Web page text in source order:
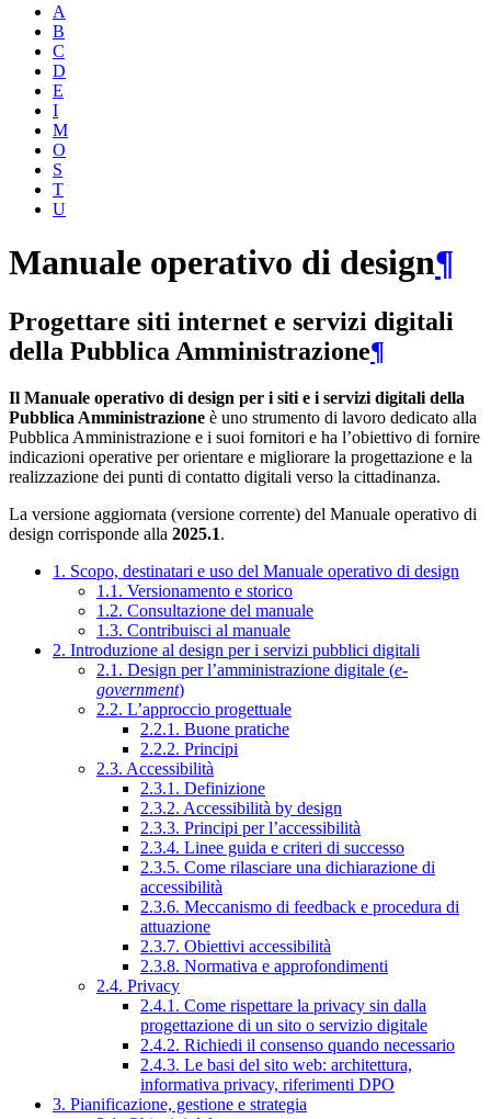
A
B
C
D
E
I
M
O
S
T
U
Manuale operativo di design¶
Progettare siti internet e servizi digitali
della Pubblica Amministrazione¶
Il Manuale operativo di design per i siti e i servizi digitali della
Pubblica Amministrazione è uno strumento di lavoro dedicato alla
Pubblica Amministrazione e i suoi fornitori e ha l’obiettivo di fornire
indicazioni operative per orientare e migliorare la progettazione e la
realizzazione dei punti di contatto digitali verso la cittadinanza.
La versione aggiornata (versione corrente) del Manuale operativo di
design corrisponde alla 2025.1.
1. Scopo, destinatari e uso del Manuale operativo di design
1.1. Versionamento e storico
1.2. Consultazione del manuale
1.3. Contribuisci al manuale
2. Introduzione al design per i servizi pubblici digitali
2.1. Design per l’amministrazione digitale (e-
government)
2.2. L’approccio progettuale
2.2.1. Buone pratiche
2.2.2. Principi
2.3. Accessibilità
2.3.1. Definizione
2.3.2. Accessibilità by design
2.3.3. Principi per l’accessibilità
2.3.4. Linee guida e criteri di successo
2.3.5. Come rilasciare una dichiarazione di
accessibilità
2.3.6. Meccanismo di feedback e procedura di
attuazione
2.3.7. Obiettivi accessibilità
2.3.8. Normativa e approfondimenti
2.4. Privacy
2.4.1. Come rispettare la privacy sin dalla
progettazione di un sito o servizio digitale
2.4.2. Richiedi il consenso quando necessario
2.4.3. Le basi del sito web: architettura,
informativa privacy, riferimenti DPO
3. Pianificazione, gestione e strategia